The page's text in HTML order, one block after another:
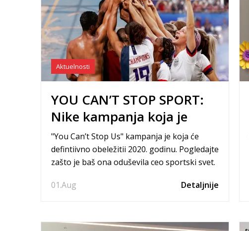
Aktuelnosti
YOU CAN’T STOP SPORT:
Nike kampanja koja je
oduševila svet
"You Can’t Stop Us" kampanja je koja će
defintiivno obeležitii 2020. godinu. Pogledajte
zašto je baš ona oduševila ceo sportski svet.
01.Aug Detaljnije